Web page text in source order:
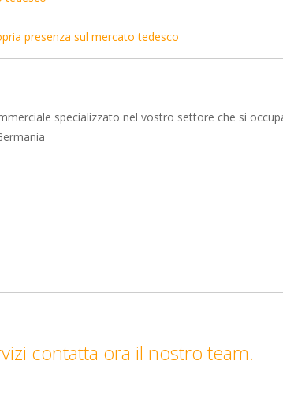
presenza sul mercato tedesco
specializzato nel vostro settore che si
contatta ora il nostro team.